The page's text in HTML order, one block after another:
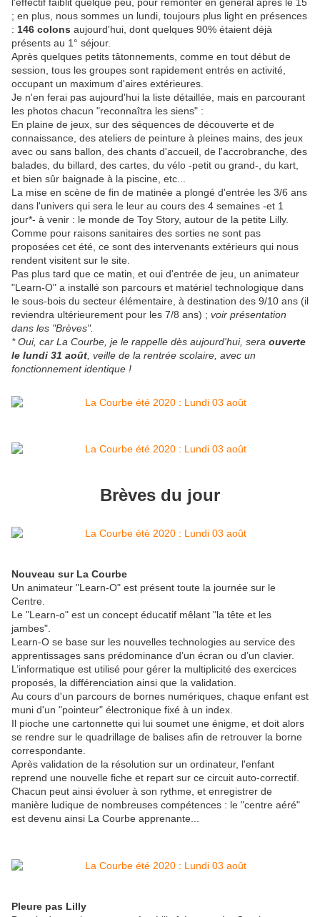
; en plus, nous sommes un lundi, toujours plus light en présences
: 146 colons aujourd'hui, dont quelques 90% étaient déjà
présents au 1° séjour.
Après quelques petits tâtonnements, comme en tout début de
session, tous les groupes sont rapidement entrés en activité,
occupant un maximum d'aires extérieures.
Je n'en ferai pas aujourd'hui la liste détaillée, mais en parcourant
les photos chacun "reconnaîtra les siens" :
En plaine de jeux, sur des séquences de découverte et de
connaissance, des ateliers de peinture à pleines mains, des jeux
avec ou sans ballon, des chants d'accueil, de l'accrobranche, des
balades, du billard, des cartes, du vélo -petit ou grand-, du kart,
et bien sûr baignade à la piscine, etc...
La mise en scène de fin de matinée a plongé d'entrée les 3/6 ans
dans l'univers qui sera le leur au cours des 4 semaines -et 1
jour*- à venir : le monde de Toy Story, autour de la petite Lilly.
Comme pour raisons sanitaires des sorties ne sont pas
proposées cet été, ce sont des intervenants extérieurs qui nous
rendent visitent sur le site.
Pas plus tard que ce matin, et oui d'entrée de jeu, un animateur
"Learn-O" a installé son parcours et matériel technologique dans
le sous-bois du secteur élémentaire, à destination des 9/10 ans (il
reviendra ultérieurement pour les 7/8 ans) ; voir présentation
dans les "Brèves".
* Oui, car La Courbe, je le rappelle dès aujourd'hui, sera ouverte
le lundi 31 août , veille de la rentrée scolaire, avec un
fonctionnement identique !
Brèves du jour
Nouveau sur La Courbe
Un animateur "Learn-O" est présent toute la journée sur le
Centre.
Le "Learn-o" est un concept éducatif mêlant "la tête et les
jambes".
Learn-O se base sur les nouvelles technologies au service des
apprentissages sans prédominance d’un écran ou d’un clavier.
L’informatique est utilisé pour gérer la multiplicité des exercices
proposés, la différenciation ainsi que la validation.
Au cours d'un parcours de bornes numériques, chaque enfant est
muni d'un "pointeur" électronique fixé à un index.
Il pioche une cartonnette qui lui soumet une énigme, et doit alors
se rendre sur le quadrillage de balises afin de retrouver la borne
correspondante.
Après validation de la résolution sur un ordinateur, l'enfant
reprend une nouvelle fiche et repart sur ce circuit auto-correctif.
Chacun peut ainsi évoluer à son rythme, et enregistrer de
manière ludique de nombreuses compétences : le "centre aéré"
est devenu ainsi La Courbe apprenante...
Pleure pas Lilly